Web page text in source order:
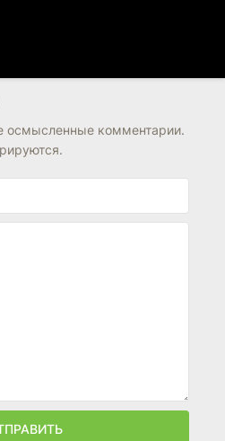
осмысленные комментарии.